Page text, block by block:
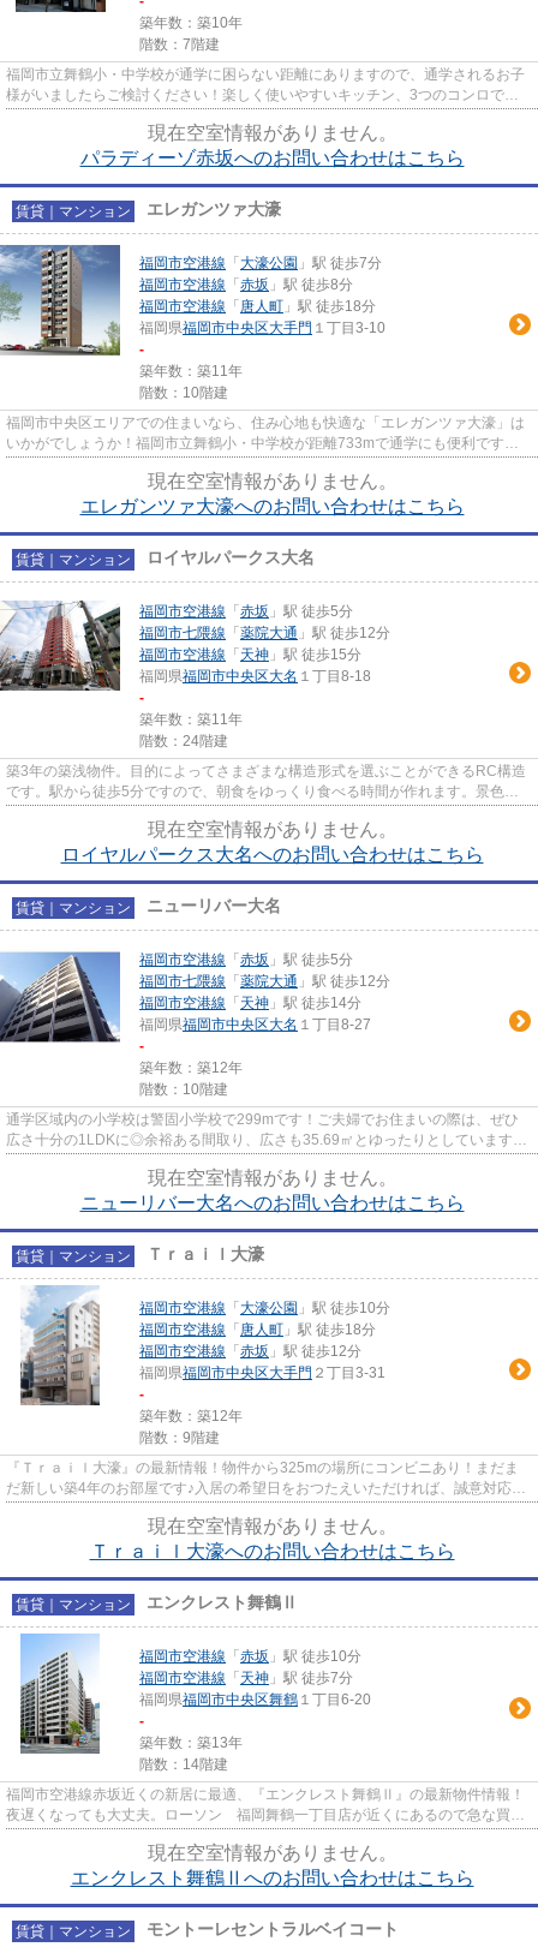
築年数：築10年
階数：7階建
福岡市立舞鶴小・中学校が通学に困らない距離にありますので、通学されるお子
様がいましたらご検討ください！楽しく使いやすいキッチン、3つのコンロで調
理ができます！室内に洗濯機を...
現在空室情報がありません。
パラディーゾ赤坂へのお問い合わせはこちら
賃貸｜マンション エレガンツァ大濠
福岡市空港線 「大濠公園 」駅 徒歩7分
福岡市空港線 「赤坂 」駅 徒歩8分
福岡市空港線 「唐人町 」駅 徒歩18分
福岡県福岡市中央区大手門 １丁目3-10
-
築年数：築11年
階数：10階建
福岡市中央区エリアでの住まいなら、住み心地も快適な「エレガンツァ大濠」は
いかがでしょうか！福岡市立舞鶴小・中学校が距離733mで通学にも便利です！
生活費は半分、楽しさは二倍の...
現在空室情報がありません。
エレガンツァ大濠へのお問い合わせはこちら
賃貸｜マンション ロイヤルパークス大名
福岡市空港線 「赤坂 」駅 徒歩5分
福岡市七隈線 「薬院大通 」駅 徒歩12分
福岡市空港線 「天神 」駅 徒歩15分
福岡県福岡市中央区大名 １丁目8-18
-
築年数：築11年
階数：24階建
築3年の築浅物件。目的によってさまざまな構造形式を選ぶことができるRC構造
です。駅から徒歩5分ですので、朝食をゆっくり食べる時間が作れます。景色や
日当たりにこだわったお部屋探...
現在空室情報がありません。
ロイヤルパークス大名へのお問い合わせはこちら
賃貸｜マンション ニューリバー大名
福岡市空港線 「赤坂 」駅 徒歩5分
福岡市七隈線 「薬院大通 」駅 徒歩12分
福岡市空港線 「天神 」駅 徒歩14分
福岡県福岡市中央区大名 １丁目8-27
-
築年数：築12年
階数：10階建
通学区域内の小学校は警固小学校で299mです！ご夫婦でお住まいの際は、ぜひ
広さ十分の1LDKに◎余裕ある間取り、広さも35.69㎡とゆったりとしています！
綺麗に整備されている賃貸物件は...
現在空室情報がありません。
ニューリバー大名へのお問い合わせはこちら
賃貸｜マンション Ｔｒａｉｌ大濠
福岡市空港線 「大濠公園 」駅 徒歩10分
福岡市空港線 「唐人町 」駅 徒歩18分
福岡市空港線 「赤坂 」駅 徒歩12分
福岡県福岡市中央区大手門 ２丁目3-31
-
築年数：築12年
階数：9階建
『Ｔｒａｉｌ大濠』の最新情報！物件から325mの場所にコンビニあり！まだま
だ新しい築4年のお部屋です♪入居の希望日をおつたえいただければ、誠意対応さ
せていただきます☆リビングダイ...
現在空室情報がありません。
Ｔｒａｉｌ大濠へのお問い合わせはこちら
賃貸｜マンション エンクレスト舞鶴Ⅱ
福岡市空港線 「赤坂 」駅 徒歩10分
福岡市空港線 「天神 」駅 徒歩7分
福岡県福岡市中央区舞鶴 １丁目6-20
-
築年数：築13年
階数：14階建
福岡市空港線赤坂近くの新居に最適、『エンクレスト舞鶴Ⅱ』の最新物件情報！
夜遅くなっても大丈夫。ローソン 福岡舞鶴一丁目店が近くにあるので急な買い
物に困りにくい立地です！マン...
現在空室情報がありません。
エンクレスト舞鶴Ⅱへのお問い合わせはこちら
賃貸｜マンション モントーレセントラルベイコート